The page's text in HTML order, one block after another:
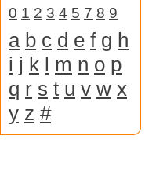
0 1 2 3 4 5 7 8 9
a b c d e f g h
i j k l m n o p
q r s t u v w x
y z #